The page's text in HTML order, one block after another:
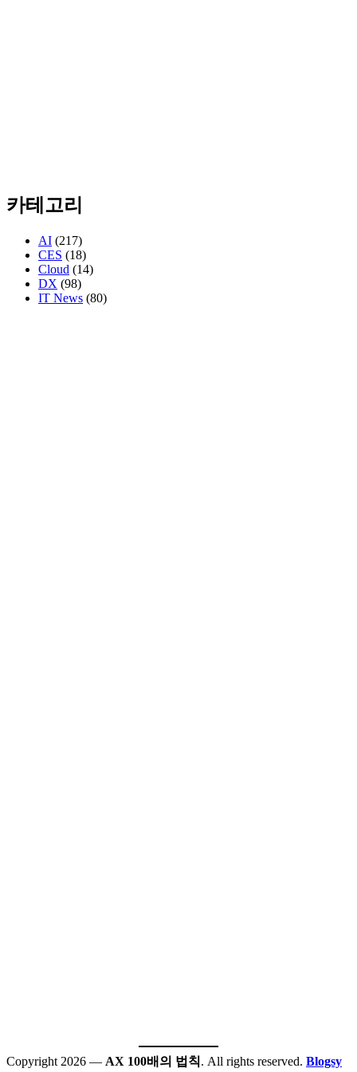
카테고리
AI (217)
CES (18)
Cloud (14)
DX (98)
IT News (80)
Copyright 2026 — AX 100배의 법칙. All rights reserved. Blogsy